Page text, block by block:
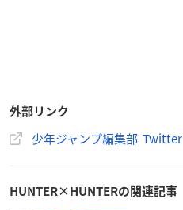
外部リンク
少年ジャンプ編集部 Twitter
HUNTER×HUNTERの関連記事